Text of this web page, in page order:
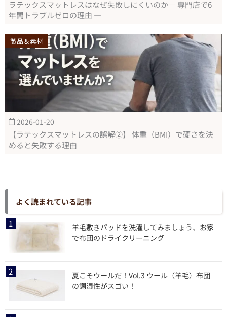
ラテックスマットレスはなぜ失敗しにくいのか― 専門店で6
年間トラブルゼロの理由 ―
製品＆素材
2026-01-20
【ラテックスマットレスの誤解②】 体重（BMI）で硬さを決
めると失敗する理由
よく読まれている記事
羊毛敷きパッドを洗濯してみましょう、お家
で布団のドライクリーニング
夏こそウールだ！Vol.3 ウール（羊毛）布団
の調湿性がスゴい！